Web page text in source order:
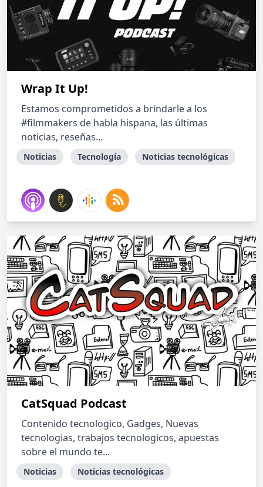
Wrap It Up!
Estamos comprometidos a brindarle a los
#filmmakers de habla hispana, las últimas
noticias, reseñas...
Noticias Tecnología Noticias tecnológicas
CatSquad Podcast
Contenido tecnologico, Gadges, Nuevas
tecnologias, trabajos tecnologicos, apuestas
sobre el mundo te...
Noticias Noticias tecnológicas